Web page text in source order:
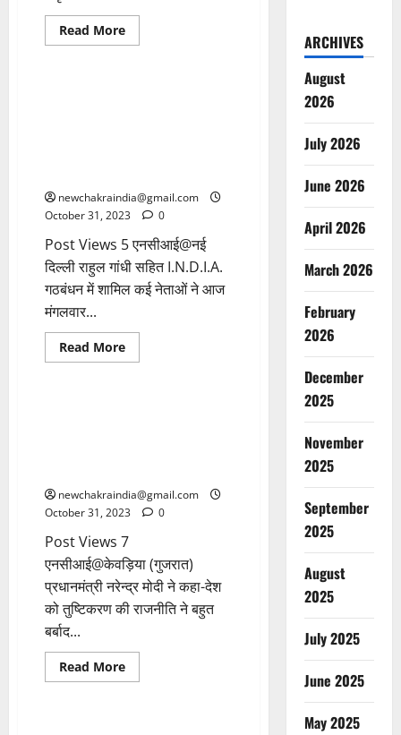
Read More
CONTROVERSY
POLITICS
newchakraindia@gmail.com
October 31, 2023
0
Post Views 5 एनसीआई@नई
दिल्ली राहुल गांधी सहित I.N.D.I.A.
गठबंधन में शामिल कई नेताओं ने आज
मंगलवार...
Read More
National POLITICS
newchakraindia@gmail.com
October 31, 2023
0
Post Views 7
एनसीआई@केवड़िया (गुजरात)
प्रधानमंत्री नरेन्द्र मोदी ने कहा-देश
को तुष्टिकरण की राजनीति ने बहुत
बर्बाद...
Read More
POLITICS RAJASTHAN
ARCHIVES
August
2026
July 2026
June 2026
April 2026
March 2026
February
2026
December
2025
November
2025
September
2025
August
2025
July 2025
June 2025
May 2025